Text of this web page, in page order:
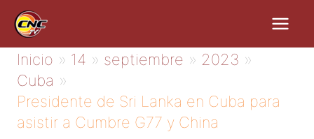
contenido
Inicio 14 septiembre
2023
Cuba
Presidente de Sri Lanka en Cuba para
asistir a Cumbre G77 y China